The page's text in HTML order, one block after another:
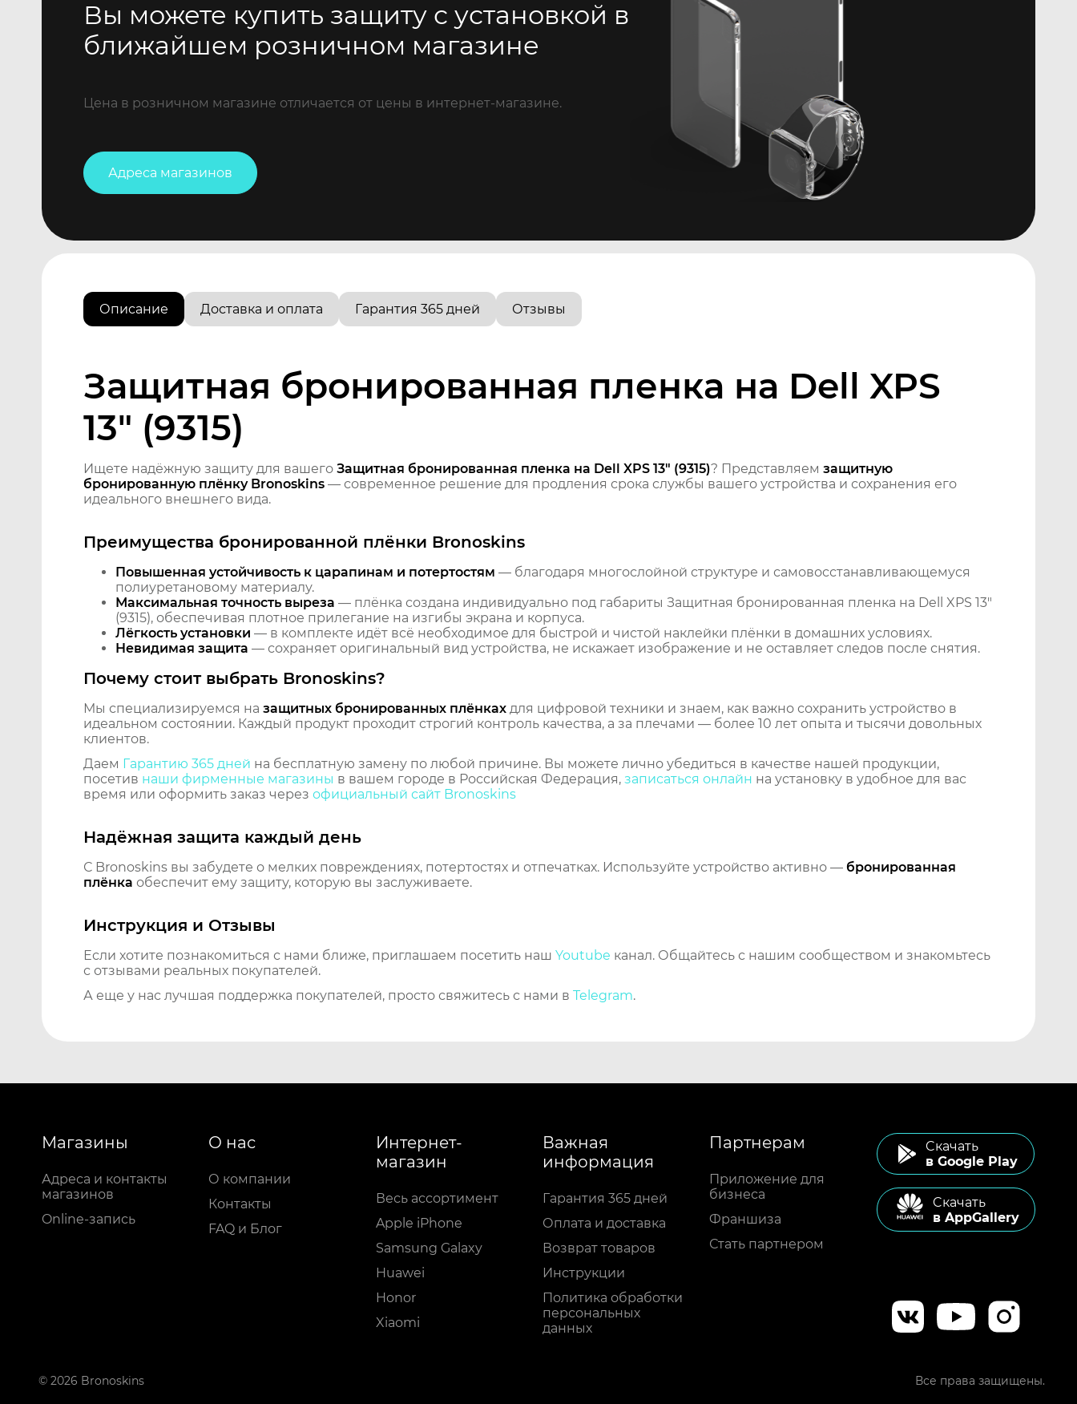
Вы можете купить защиту с установкой в
ближайшем розничном магазине
Цена в розничном магазине отличается от цены в интернет-магазине.
Адреса магазинов
Описание Доставка и оплата Гарантия 365 дней Отзывы
Защитная бронированная пленка на Dell XPS
13" (9315)
Ищете надёжную защиту для вашего Защитная бронированная пленка на Dell XPS 13" (9315)? Представляем защитную
бронированную плёнку Bronoskins — современное решение для продления срока службы вашего устройства и сохранения его
идеального внешнего вида.
Преимущества бронированной плёнки Bronoskins
Повышенная устойчивость к царапинам и потертостям — благодаря многослойной структуре и самовосстанавливающемуся
полиуретановому материалу.
Максимальная точность выреза — плёнка создана индивидуально под габариты Защитная бронированная пленка на Dell XPS 13"
(9315), обеспечивая плотное прилегание на изгибы экрана и корпуса.
Лёгкость установки — в комплекте идёт всё необходимое для быстрой и чистой наклейки плёнки в домашних условиях.
Невидимая защита — сохраняет оригинальный вид устройства, не искажает изображение и не оставляет следов после снятия.
Почему стоит выбрать Bronoskins?
Мы специализируемся на защитных бронированных плёнках для цифровой техники и знаем, как важно сохранить устройство в
идеальном состоянии. Каждый продукт проходит строгий контроль качества, а за плечами — более 10 лет опыта и тысячи довольных
клиентов.
Даем Гарантию 365 дней на бесплатную замену по любой причине. Вы можете лично убедиться в качестве нашей продукции,
посетив наши фирменные магазины в вашем городе в Российская Федерация, записаться онлайн на установку в удобное для вас
время или оформить заказ через официальный сайт Bronoskins
Надёжная защита каждый день
С Bronoskins вы забудете о мелких повреждениях, потертостях и отпечатках. Используйте устройство активно — бронированная
плёнка обеспечит ему защиту, которую вы заслуживаете.
Инструкция и Отзывы
Если хотите познакомиться с нами ближе, приглашаем посетить наш Youtube канал. Общайтесь с нашим сообществом и знакомьтесь
с отзывами реальных покупателей.
А еще у нас лучшая поддержка покупателей, просто свяжитесь с нами в Telegram.
Магазины
Адреса и контакты
магазинов
Online-запись
О нас
О компании
Контакты
FAQ и Блог
Интернет-
магазин
Весь ассортимент
Apple iPhone
Samsung Galaxy
Huawei
Honor
Xiaomi
Важная
информация
Гарантия 365 дней
Оплата и доставка
Возврат товаров
Инструкции
Политика обработки
персональных
данных
Партнерам
Приложение для
бизнеса
Франшиза
Стать партнером
Cкачать
в Google Play
Cкачать
в AppGallery
© 2026 Bronoskins Все права защищены.